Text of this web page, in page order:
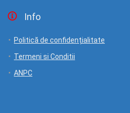
Info
Politică de confidențialitate
Termeni si Conditii
ANPC